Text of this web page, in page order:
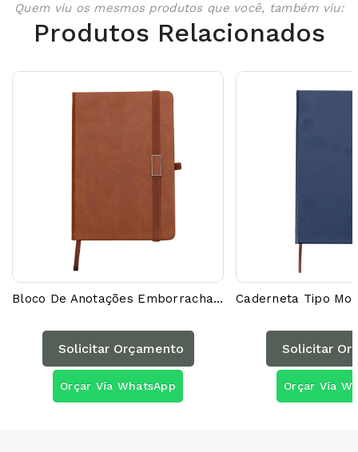
Quem viu os mesmos produtos que você, também viu:
Produtos Relacionados
Bloco De Anotações Emborrachado 03002AG
Solicitar Orçamento
Orçar Via WhatsApp
Solicitar
Orçar Via